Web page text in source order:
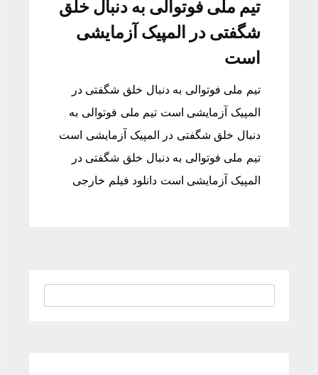
تیم ملی فوتوالی به دنبال خلق
شگفتی در المپیک آزمایشی
است
تیم ملی فوتوالی به دنبال خلق شگفتی در
المپیک آزمایشی است تیم ملی فوتوالی به
دنبال خلق شگفتی در المپیک آزمایشی است
تیم ملی فوتوالی به دنبال خلق شگفتی در
المپیک آزمایشی است دانلود فیلم خارجی